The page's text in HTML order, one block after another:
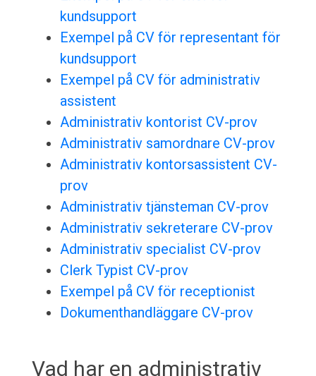
kundsupport
Exempel på CV för representant för
kundsupport
Exempel på CV för administrativ
assistent
Administrativ kontorist CV-prov
Administrativ samordnare CV-prov
Administrativ kontorsassistent CV-
prov
Administrativ tjänsteman CV-prov
Administrativ sekreterare CV-prov
Administrativ specialist CV-prov
Clerk Typist CV-prov
Exempel på CV för receptionist
Dokumenthandläggare CV-prov
Vad har en administrativ